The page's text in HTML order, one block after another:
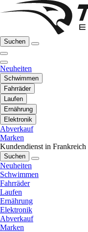
Suchen
Neuheiten
Schwimmen
Fahrräder
Laufen
Ernährung
Elektronik
Abverkauf
Marken
Kundendienst in Frankreich
Suchen
Neuheiten
Schwimmen
Fahrräder
Laufen
Ernährung
Elektronik
Abverkauf
Marken